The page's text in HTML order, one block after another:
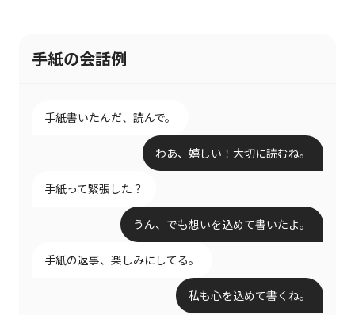
手紙の会話例
手紙書いたんだ、読んで。
わあ、嬉しい！大切に読むね。
手紙って緊張した？
うん、でも想いを込めて書いたよ。
手紙の返事、楽しみにしてる。
私も心を込めて書くね。